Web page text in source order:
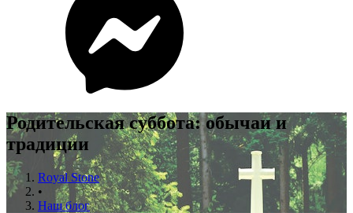
Родительская суббота: обычаи и
традиции
Royal Stone
•
Наш блог